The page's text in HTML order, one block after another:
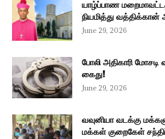
யாழ்ப்பாண
நியமித்து வத்திக்கான்
June 29, 2026
போலி அதிகாரி
கைது!
June 29, 2026
வவுனியா வடக்கு
மக்கள் குறைகேள்